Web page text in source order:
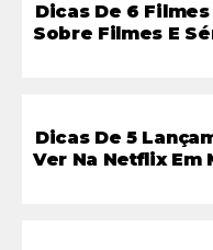
Dicas De 6
Sobre Filmes E
Dicas De 5
Ver Na Netflix Em